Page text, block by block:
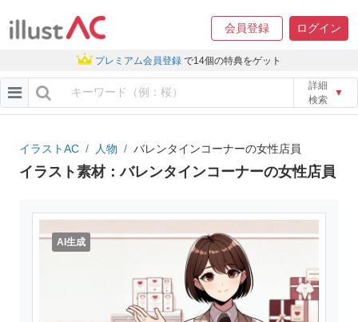
会員登録 ログイン
プレミアム会員登録 で14個の特典をゲット
詳細
検索
▼
イラストAC 人物 バレンタインコーナーの女性店員
イラスト素材：バレンタインコーナーの女性店員
AI生成